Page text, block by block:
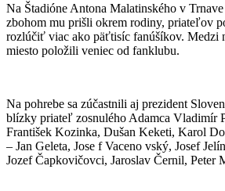
Na Štadióne Antona Malatinského v
zbohom mu prišli okrem rodiny, priateľov
rozlúčiť viac ako päťtisíc fanúšíkov. Medzi
miesto položili veniec od fanklubu.
Na pohrebe sa zúčastnili aj prezident
blízky priateľ zosnulého Adamca Vladimír
František Kozinka, Dušan Keketi, Karol
– Jan Geleta, Jose f Vaceno vský, Josef
Jozef Čapkovičovci, Jaroslav Černil, Peter